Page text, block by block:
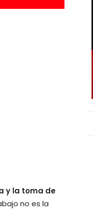
y la toma de
no es la